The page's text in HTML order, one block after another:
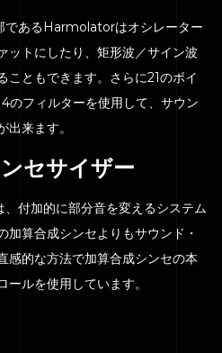
あるHarmolatorはオシレーター
ットにしたり、矩形波／サイン波
こともできます。さらに21のボイ
のフィルターを使用して、サウン
出来ます。
セサイザー
付加的に部分音を変えるシステム
加算合成シンセよりもサウンド・
感的な方法で加算合成シンセの本
ルを使用しています。